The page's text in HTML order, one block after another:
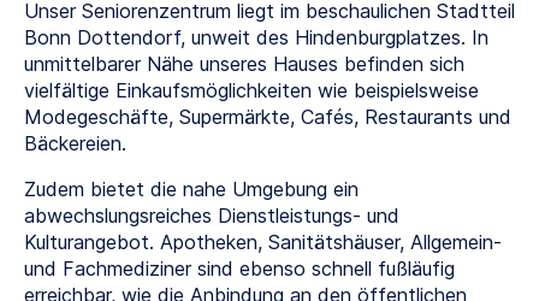
Unser Seniorenzentrum liegt im beschaulichen Stadtteil
Bonn Dottendorf, unweit des Hindenburgplatzes. In
unmittelbarer Nähe unseres Hauses befinden sich
vielfältige Einkaufsmöglichkeiten wie beispielsweise
Modegeschäfte, Supermärkte, Cafés, Restaurants und
Bäckereien.
Zudem bietet die nahe Umgebung ein
abwechslungsreiches Dienstleistungs- und
Kulturangebot. Apotheken, Sanitätshäuser, Allgemein-
und Fachmediziner sind ebenso schnell fußläufig
erreichbar, wie die Anbindung an den öffentlichen